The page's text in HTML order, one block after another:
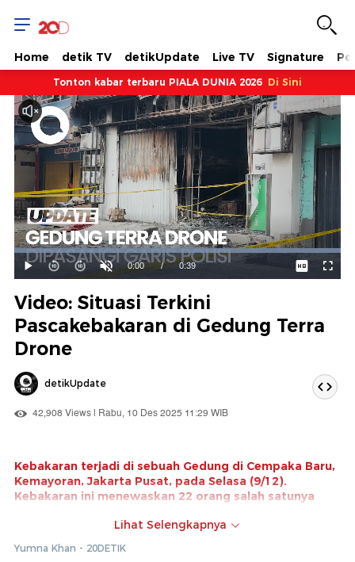
Home detik TV detikUpdate Live TV Signature
Tonton kabar terbaru PIALA DUNIA 2026 Di Sini
Mainkan
Suara
Hidup
Waktu
0:00 / Durasi
0:39
Dimuat:
100.00%
Video: Situasi Terkini
Pascakebakaran di Gedung Terra
Drone
detikUpdate
42,908 Views | Rabu, 10 Des 2025 11:29 WIB
Kebakaran terjadi di sebuah Gedung di Cempaka Baru,
Kemayoran, Jakarta Pusat, pada Selasa (9/12).
Kebakaran ini menewaskan 22 orang salah satunya
dan runtuhan bangunan juga bertebaran. Terdapat
Lihat Selengkapnya
Yumna Khan - 20DETIK